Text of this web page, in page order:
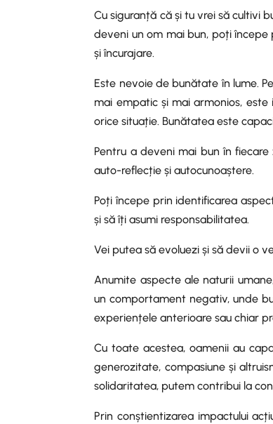
Cu siguranță că și tu vrei să cultivi
deveni un om mai bun, poți
și încurajare.
Este nevoie de bunătate în lume.
mai empatic și mai armonios,
orice situație. Bunătatea este
Pentru a deveni mai bun în
auto-reflecție și autocunoaștere.
Poți începe prin identificarea
și să îți asumi responsabilitatea.
Vei putea să evoluezi și să devii o
Anumite aspecte ale naturii
un comportament negativ, unde
experiențele anterioare sau chiar
Cu toate acestea, oamenii au
generozitate, compasiune și
solidaritatea, putem contribui la
Prin conștientizarea impactului